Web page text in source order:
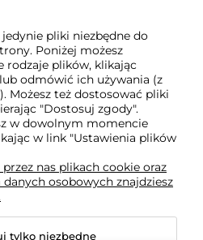
pliki niezbędne do
Poniżej możesz
rodzaje plików, klikając
odmówić ich używania (z
Możesz też dostosować pliki
"Dostosuj zgody".
w dowolnym momencie
w link "Ustawienia plików
nas plikach cookie oraz
osobowych znajdziesz
tylko niezbędne